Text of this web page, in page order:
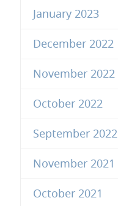
January 2023
December 2022
November 2022
October 2022
September 2022
November 2021
October 2021